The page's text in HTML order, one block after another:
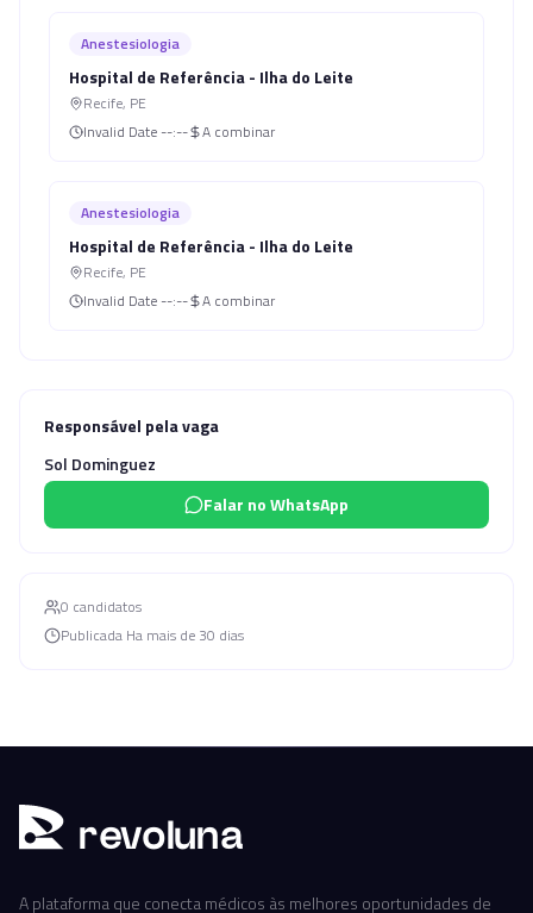
Anestesiologia
Hospital de Referência - Ilha do Leite
Recife, PE
Invalid Date --:-- A combinar
Anestesiologia
Hospital de Referência - Ilha do Leite
Recife, PE
Invalid Date --:-- A combinar
Responsável pela vaga
Sol Dominguez
Falar no WhatsApp
0 candidatos
Publicada Ha mais de 30 dias
revoluna
A plataforma que conecta médicos às melhores oportunidades de